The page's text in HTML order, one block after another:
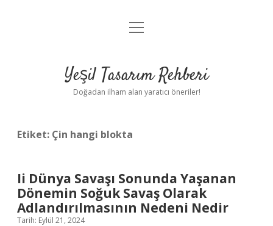
Anasayfa
Yasal Uyarı
menüyü
Yeşil Tasarım Rehberi
Doğadan ilham alan yaratıcı öneriler!
Etiket: Çin hangi blokta
Ii Dünya Savaşı Sonunda Yaşanan
Dönemin Soğuk Savaş Olarak
Adlandırılmasının Nedeni Nedir
Tarih: Eylül 21, 2024